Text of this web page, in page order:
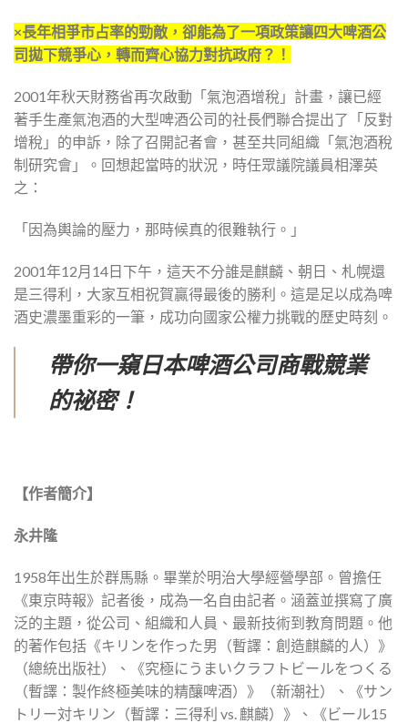
×長年相爭市占率的勁敵，卻能為了一項政策讓四大啤酒公
司拋下競爭心，轉而齊心協力對抗政府？！
2001年秋天財務省再次啟動「氣泡酒增稅」計畫，讓已經
著手生產氣泡酒的大型啤酒公司的社長們聯合提出了「反對
增稅」的申訴，除了召開記者會，甚至共同組織「氣泡酒稅
制研究會」。回想起當時的狀況，時任眾議院議員相澤英
之：
「因為輿論的壓力，那時候真的很難執行。」
2001年12月14日下午，這天不分誰是麒麟、朝日、札幌還
是三得利，大家互相祝賀贏得最後的勝利。這是足以成為啤
酒史濃墨重彩的一筆，成功向國家公權力挑戰的歷史時刻。
帶你一窺日本啤酒公司商戰競業
的祕密！
【作者簡介】
永井隆
1958年出生於群馬縣。畢業於明治大學經營學部。曾擔任
《東京時報》記者後，成為一名自由記者。涵蓋並撰寫了廣
泛的主題，從公司、組織和人員、最新技術到教育問題。他
的著作包括《キリンを作った男（暫譯：創造麒麟的人）》
（總統出版社）、《究極にうまいクラフトビールをつくる
（暫譯：製作終極美味的精釀啤酒）》（新潮社）、《サン
トリー対キリン（暫譯：三得利 vs. 麒麟）》、《ビール15